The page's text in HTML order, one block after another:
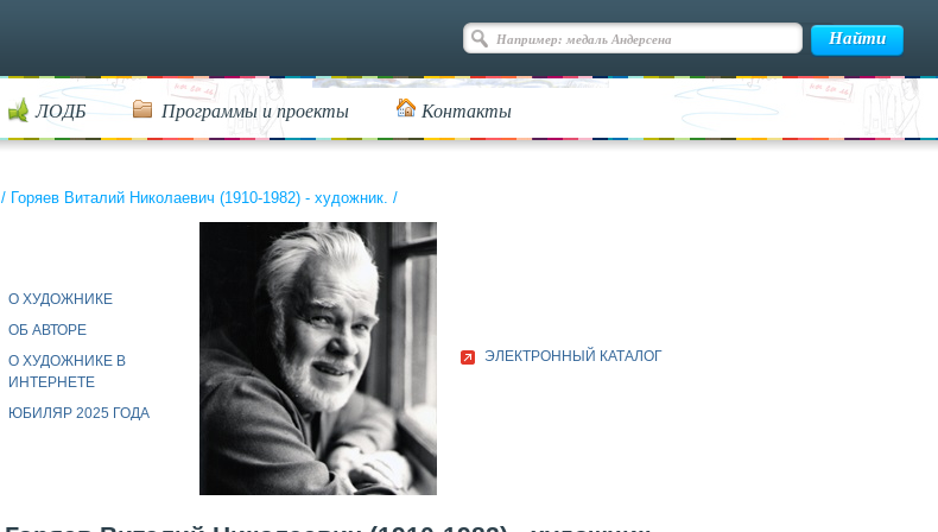
ЛОДБ Программы и проекты Контакты
/ Горяев Виталий Николаевич (1910-1982) - художник. /
О ХУДОЖНИКЕ
ОБ АВТОРЕ
О ХУДОЖНИКЕ В
ИНТЕРНЕТЕ
ЮБИЛЯР 2025 ГОДА
ЭЛЕКТРОННЫЙ КАТАЛОГ